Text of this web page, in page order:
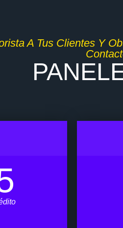
A Tus Clientes Y